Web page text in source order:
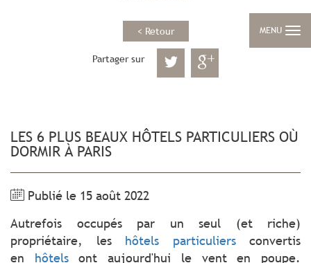
MENU
< Retour
Partager sur
LES 6 PLUS BEAUX HÔTELS PARTICULIERS OÙ
DORMIR À PARIS
Publié le 15 août 2022
Autrefois occupés par un seul (et riche)
propriétaire, les hôtels particuliersconvertis
en hôtelsont aujourd'hui le vent en poupe.